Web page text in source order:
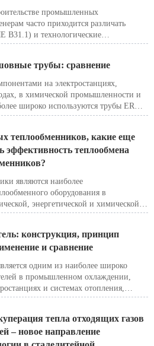
промышленных
часто приходится различать
B31.1) и технологические
оба стандарта относятся к Кодексу
и требования к проверке
одним важным аспектом является
труб (ERW, SAW) в системах
статье рассматриваются основные
разъясняется роль сварных труб в
трубы: сравнение
на электростанциях,
в химической промышленности и
широко используются трубы ERW
под флюсом) и бесшовные
что делает их пригодными для
их различий крайне важно для
и обеспечения безопасности.
теплообменников, какие еще
теплообмена
являются наиболее
оборудования в
энергетической и химической
включают прочную
с прямыми трубами имеет
к загрязнению, перепаду
конструкция, принцип
и сравнение
одним из наиболее широко
в промышленном охлаждении,
и системах отопления,
воздуха. Он обеспечивает
хладагенту поглощать тепло и
конструкции, высокой устойчивости
тепла отходящих газов
– новое направление